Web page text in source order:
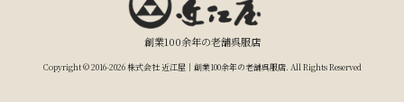
創業100余年の老舗呉服店
Copyright © 2016-2026 株式会社 近江屋｜創業100余年の老舗呉服店. All Rights Reserved